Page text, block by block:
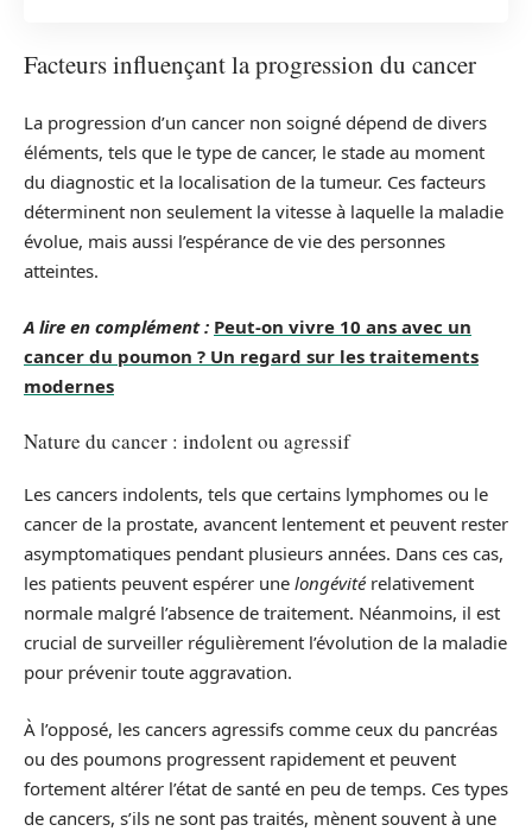
Facteurs influençant la progression du cancer
La progression d’un cancer non soigné dépend de divers
éléments, tels que le type de cancer, le stade au moment
du diagnostic et la localisation de la tumeur. Ces facteurs
déterminent non seulement la vitesse à laquelle la maladie
évolue, mais aussi l’espérance de vie des personnes
atteintes.
A lire en complément : Peut-on vivre 10 ans avec un
cancer du poumon ? Un regard sur les traitements
modernes
Nature du cancer : indolent ou agressif
Les cancers indolents, tels que certains lymphomes ou le
cancer de la prostate, avancent lentement et peuvent rester
asymptomatiques pendant plusieurs années. Dans ces cas,
les patients peuvent espérer une longévitérelativement
normale malgré l’absence de traitement. Néanmoins, il est
crucial de surveiller régulièrement l’évolution de la maladie
pour prévenir toute aggravation.
À l’opposé, les cancers agressifs comme ceux du pancréas
ou des poumons progressent rapidement et peuvent
fortement altérer l’état de santé en peu de temps. Ces types
de cancers, s’ils ne sont pas traités, mènent souvent à une